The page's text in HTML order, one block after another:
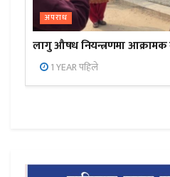
अपराध
लागु औषध नियन्त्रणमा आक्रामक
1 YEAR पहिले